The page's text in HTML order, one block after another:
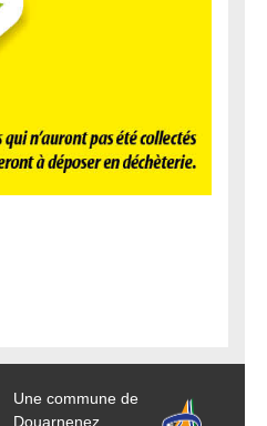
Une commune de
Douarnenez